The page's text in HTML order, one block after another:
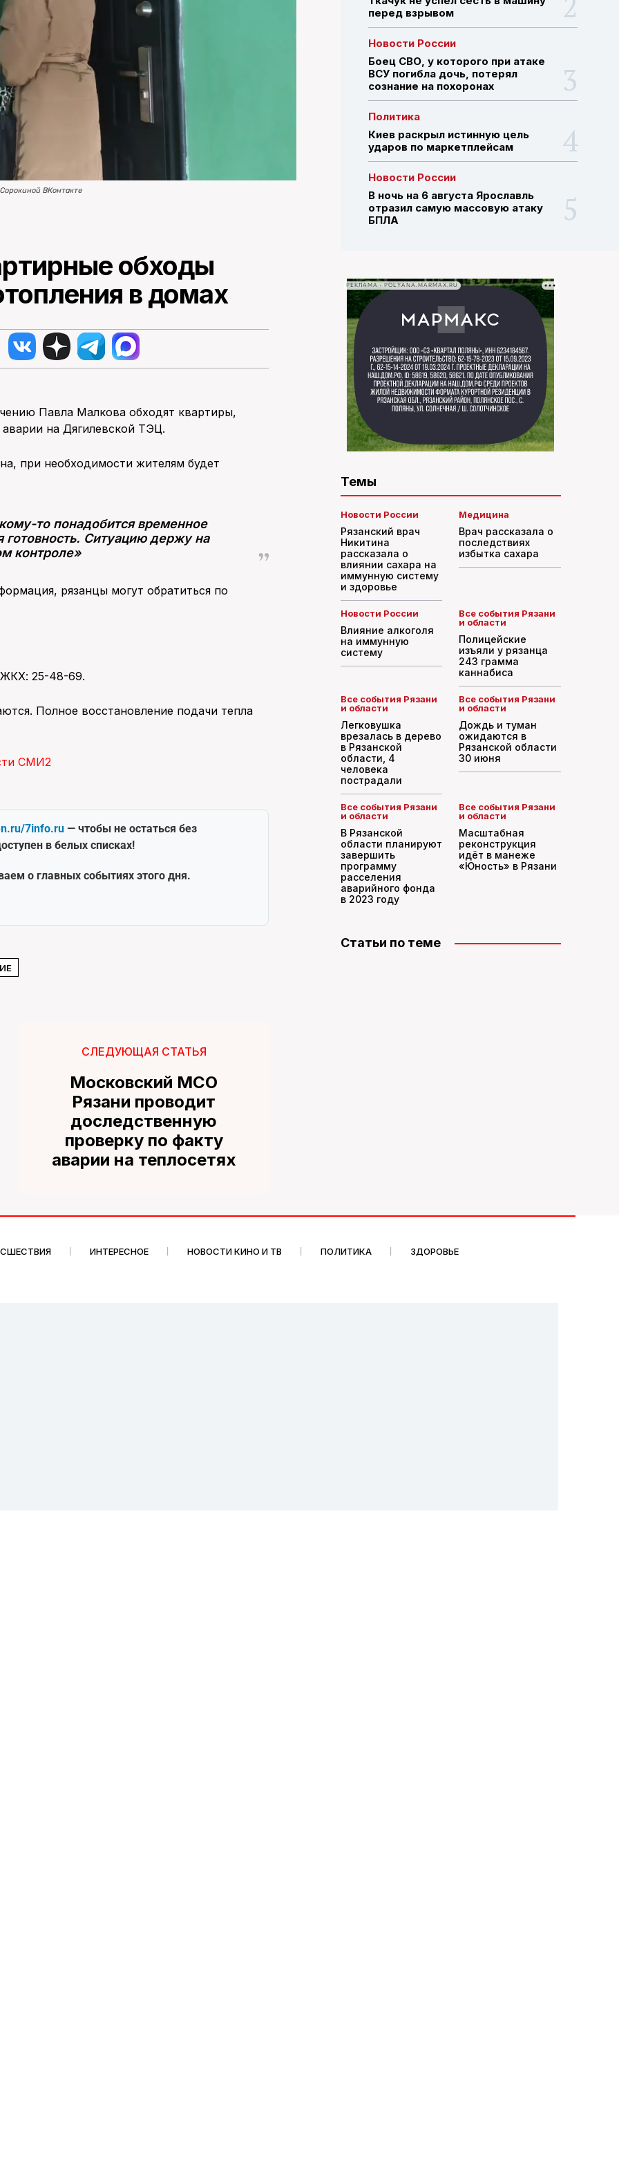
ПОИСК ПО САЙТУ
ВКонтакте
обходы
в домах
Павла Малкова обходят квартиры,
на Дягилевской ТЭЦ.
при необходимости жителям будет
то понадобится временное
Ситуацию держу на
контроле»
рязанцы могут обратиться по
ЖКХ: 25-48-69.
Полное восстановление подачи тепла
СМИ2
7info.ru — чтобы не остаться без
в белых списках!
о главных событиях этого дня.
СЛЕДУЮЩАЯ СТАТЬЯ
Московский МСО
Рязани проводит
доследственную
проверку по факту
аварии на теплосетях
перед взрывом
Новости России
Боец СВО, у которого при атаке
ВСУ погибла дочь, потерял
сознание на похоронах
Политика
Киев раскрыл истинную цель
ударов по маркетплейсам
Новости России
В ночь на 6 августа Ярославль
отразил самую массовую атаку
БПЛА
РЕКЛАМА • POLYANA.MARMAX.RU
Темы
Новости России
Рязанский врач
Никитина
рассказала о
влиянии сахара на
иммунную систему
и здоровье
Медицина
Врач рассказала о
последствиях
избытка сахара
Новости России
Влияние алкоголя
на иммунную
систему
Все события Рязани
и области
Полицейские
изъяли у рязанца
243 грамма
каннабиса
Все события Рязани
и области
Легковушка
врезалась в дерево
в Рязанской
области, 4
человека
пострадали
Все события Рязани
и области
Дождь и туман
ожидаются в
Рязанской области
30 июня
Все события Рязани
и области
В Рязанской
области планируют
завершить
программу
расселения
аварийного фонда
в 2023 году
Все события Рязани
и области
Масштабная
реконструкция
идёт в манеже
«Юность» в Рязани
Статьи по теме
ИНТЕРЕСНОЕ НОВОСТИ КИНО И ТВ ПОЛИТИКА ЗДОРОВЬЕ